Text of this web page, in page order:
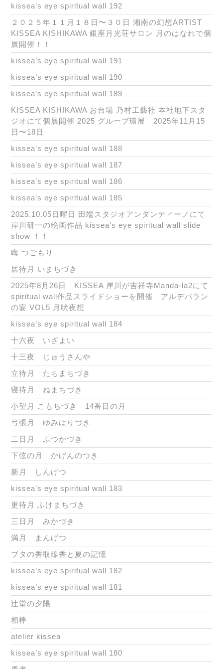
kissea’s eye spiritual wall 192
２０２５年１１月１８日〜３０日 湘南の幻想ARTIST
KISSEA KISHIKAWA 銀座月光荘サロン 月のはなれで個
展開催！！
kissea’s eye spiritual wall 191
kissea’s eye spiritual wall 190
kissea’s eye spiritual wall 189
KISSEA KISHIKAWA お台場 乃村工藝社 本社地下スタ
ジオにて個展開催 2025 グループ環展 2025年11月15
日〜18日
kissea’s eye spiritual wall 188
kissea’s eye spiritual wall 187
kissea’s eye spiritual wall 186
kissea’s eye spiritual wall 185
2025.10.05日曜日 田端スタジオアンダンティーノにて
岸川研一の絵画作品 kissea’s eye spiritual wall slide
show ！！
晦 つごもり
居待月 いまちづき
2025年8月26日 KISSEA 岸川が吉祥寺Manda-la2にて
spiritual wall作品スライドショーを開催 アルデバラン
の宴 VOL5 月吠夜想
kissea’s eye spiritual wall 184
十六夜 いざよい
十三夜 じゅうさんや
立待月 たちまちづき
寝待月 ねまちづき
小望月 こもちづき 14番目の月
弓張月 ゆみはりづき
二日月 ふつかづき
下弦の月 かげんのつき
新月 しんげつ
kissea’s eye spiritual wall 183
更待月 ふけまちづき
三日月 みかづき
満月 まんげつ
ブタの香取線香と夏の記憶
kissea’s eye spiritual wall 182
kissea’s eye spiritual wall 181
辻堂の夕陽
相棒
atelier kissea
kissea’s eye spiritual wall 180